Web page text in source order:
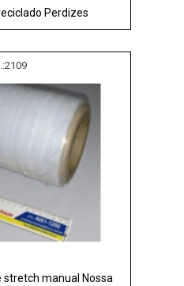
Perdizes
2109
manual Nossa